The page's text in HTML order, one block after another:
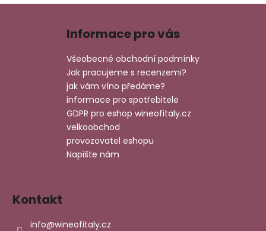
Z
Informace pro vás
Všeobecné obchodní podmínky
Jak pracujeme s recenzemi?
jak vám víno předáme?
informace pro spotřebitele
GDPR pro eshop wineofitaly.cz
velkoobchod
provozovatel eshopu
Napište nám
Kontakt
info@wineofitaly.cz